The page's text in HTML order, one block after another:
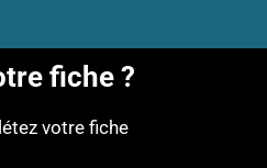
fiche ?
votre fiche